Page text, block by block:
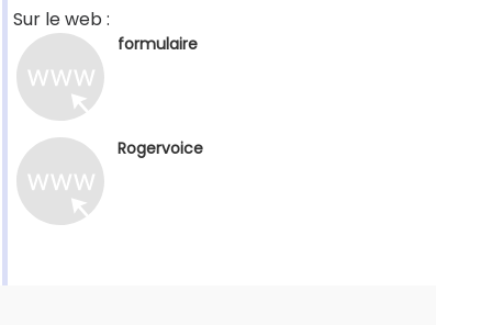
Sur le web :
formulaire
Rogervoice